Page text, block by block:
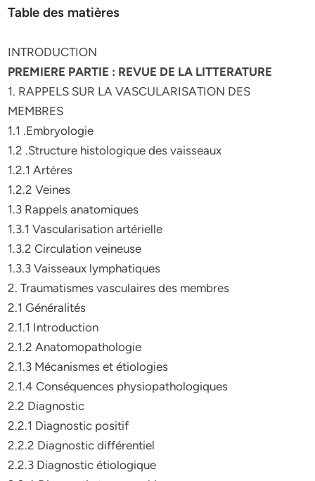
Table des matières
INTRODUCTION
PREMIERE PARTIE : REVUE DE LA LITTERATURE
1. RAPPELS SUR LA VASCULARISATION DES
MEMBRES
1.1 .Embryologie
1.2 .Structure histologique des vaisseaux
1.2.1 Artères
1.2.2 Veines
1.3 Rappels anatomiques
1.3.1 Vascularisation artérielle
1.3.2 Circulation veineuse
1.3.3 Vaisseaux lymphatiques
2. Traumatismes vasculaires des membres
2.1 Généralités
2.1.1 Introduction
2.1.2 Anatomopathologie
2.1.3 Mécanismes et étiologies
2.1.4 Conséquences physiopathologiques
2.2 Diagnostic
2.2.1 Diagnostic positif
2.2.2 Diagnostic différentiel
2.2.3 Diagnostic étiologique